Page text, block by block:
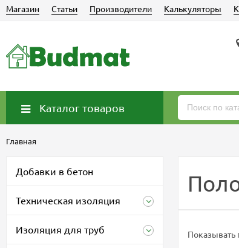
Магазин Статьи Производители Калькуляторы
Каталог товаров
Главная
Добавки в бетон
Техническая изоляция
Изоляция для труб Показывать